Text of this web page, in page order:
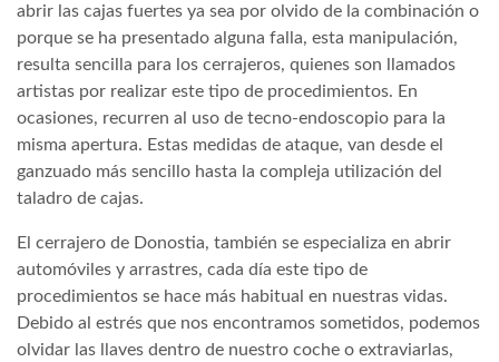
abrir las cajas fuertes ya sea por olvido de la combinación o
porque se ha presentado alguna falla, esta manipulación,
resulta sencilla para los cerrajeros, quienes son llamados
artistas por realizar este tipo de procedimientos. En
ocasiones, recurren al uso de tecno-endoscopio para la
misma apertura. Estas medidas de ataque, van desde el
ganzuado más sencillo hasta la compleja utilización del
taladro de cajas.
El cerrajero de Donostia, también se especializa en abrir
automóviles y arrastres, cada día este tipo de
procedimientos se hace más habitual en nuestras vidas.
Debido al estrés que nos encontramos sometidos, podemos
olvidar las llaves dentro de nuestro coche o extraviarlas,